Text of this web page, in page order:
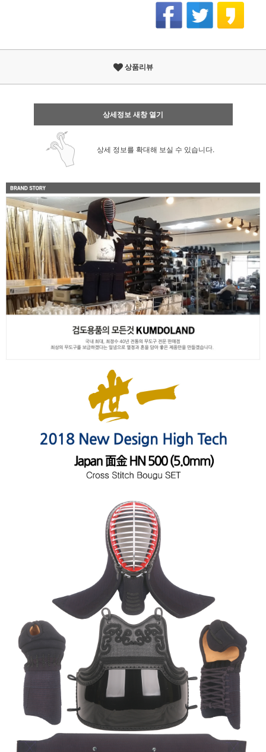
상품리뷰
상세정보 새창 열기
상세 정보를 확대해 보실 수 있습니다.